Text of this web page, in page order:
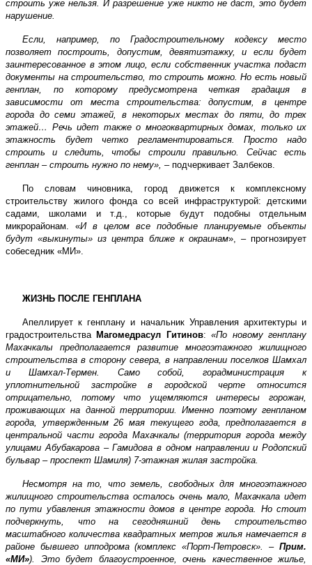
строить уже нельзя. И разрешение уже никто не даст, это будет
нарушение.
Если, например, по Градостроительному кодексу место
позволяет построить, допустим, девятиэтажку, и если будет
заинтересованное в этом лицо, если собственник участка подаст
документы на строительство, то строить можно. Но есть новый
генплан, по которому предусмотрена четкая градация в
зависимости от места строительства: допустим, в центре
города до семи этажей, в некоторых местах до пяти, до трех
этажей… Речь идет также о многоквартирных домах, только их
этажность будет четко регламентироваться. Просто надо
строить и следить, чтобы строили правильно. Сейчас есть
генплан – строить нужно по нему», – подчеркивает Залбеков.
По словам чиновника, город движется к комплексному
строительству жилого фонда со всей инфраструктурой: детскими
садами, школами и т.д., которые будут подобны отдельным
микрорайонам. «И в целом все подобные планируемые объекты
будут «выкинуты» из центра ближе к окраинам», – прогнозирует
собеседник «МИ».
ЖИЗНЬ ПОСЛЕ ГЕНПЛАНА
Апеллирует к генплану и начальник Управления архитектуры и
градостроительства Магомедрасул Гитинов:«По новому генплану
Махачкалы предполагается развитие многоэтажного жилищного
строительства в сторону севера, в направлении поселков Шамхал
и Шамхал-Термен. Само собой, горадминистрация к
уплотнительной застройке в городской черте относится
отрицательно, потому что ущемляются интересы горожан,
проживающих на данной территории. Именно поэтому генпланом
города, утвержденным 26 мая текущего года, предполагается в
центральной части города Махачкалы (территория города между
улицами Абубакарова – Гамидова в одном направлении и Родопский
бульвар – проспект Шамиля) 7-этажная жилая застройка.
Несмотря на то, что земель, свободных для многоэтажного
жилищного строительства осталось очень мало, Махачкала идет
по пути убавления этажности домов в центре города. Но стоит
подчеркнуть, что на сегодняшний день строительство
масштабного количества квадратных метров жилья намечается в
районе бывшего ипподрома (комплекс «Порт-Петровск». – Прим.
«МИ»). Это будет благоустроенное, очень качественное жилье,